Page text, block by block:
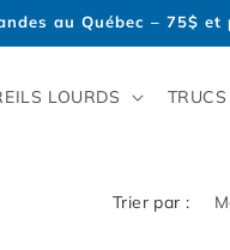
au Québec – 75$ et
LOURDS
Trier par :